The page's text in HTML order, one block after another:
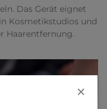
Das Gerät eignet
Kosmetikstudios und
Haarentfernung.